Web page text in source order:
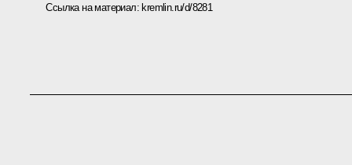
Ссылка на материал: kremlin.ru/d/8281